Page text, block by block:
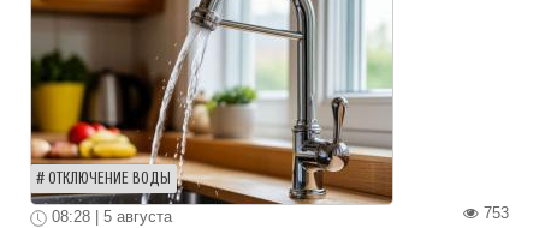
ОТКЛЮЧЕНИЕ ВОДЫ
753
08:28 | 5 августа